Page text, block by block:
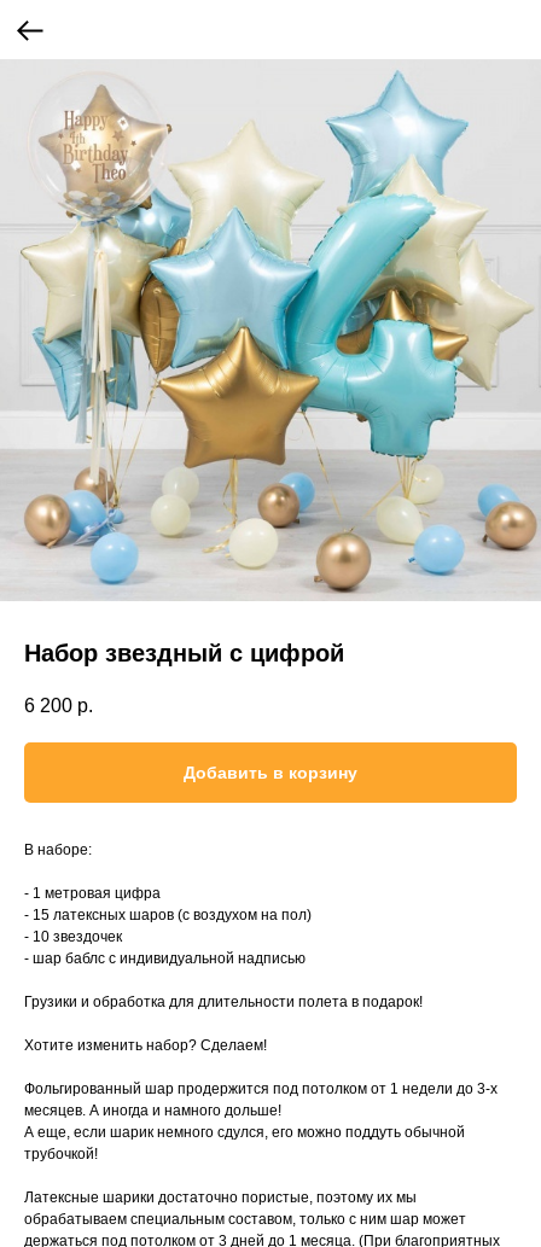
Набор звездный с цифрой
6 200 р.
Добавить в корзину
В наборе:
- 1 метровая цифра
- 15 латексных шаров (с воздухом на пол)
- 10 звездочек
- шар баблс с индивидуальной надписью
Грузики и обработка для длительности полета в подарок!
Хотите изменить набор? Сделаем!
Фольгированный шар продержится под потолком от 1 недели до 3-х
месяцев. А иногда и намного дольше!
А еще, если шарик немного сдулся, его можно поддуть обычной
трубочкой!
Латексные шарики достаточно пористые, поэтому их мы
обрабатываем специальным составом, только с ним шар может
держаться под потолком от 3 дней до 1 месяца. (При благоприятных